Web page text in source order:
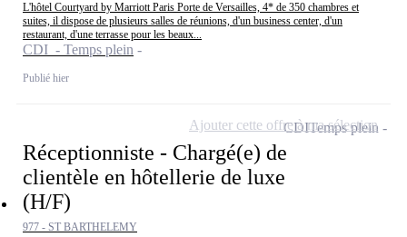
L'hôtel Courtyard by Marriott Paris Porte de Versailles, 4* de 350 chambres et
suites, il dispose de plusieurs salles de réunions, d'un business center, d'un
restaurant, d'une terrasse pour les beaux...
CDI - Temps plein
Publié hier
Réceptionniste - Chargé(e) de
clientèle en hôtellerie de luxe
(H/F)
977 - ST BARTHELEMY
CDITemps plein
Ajouter cette offre à ma sélection